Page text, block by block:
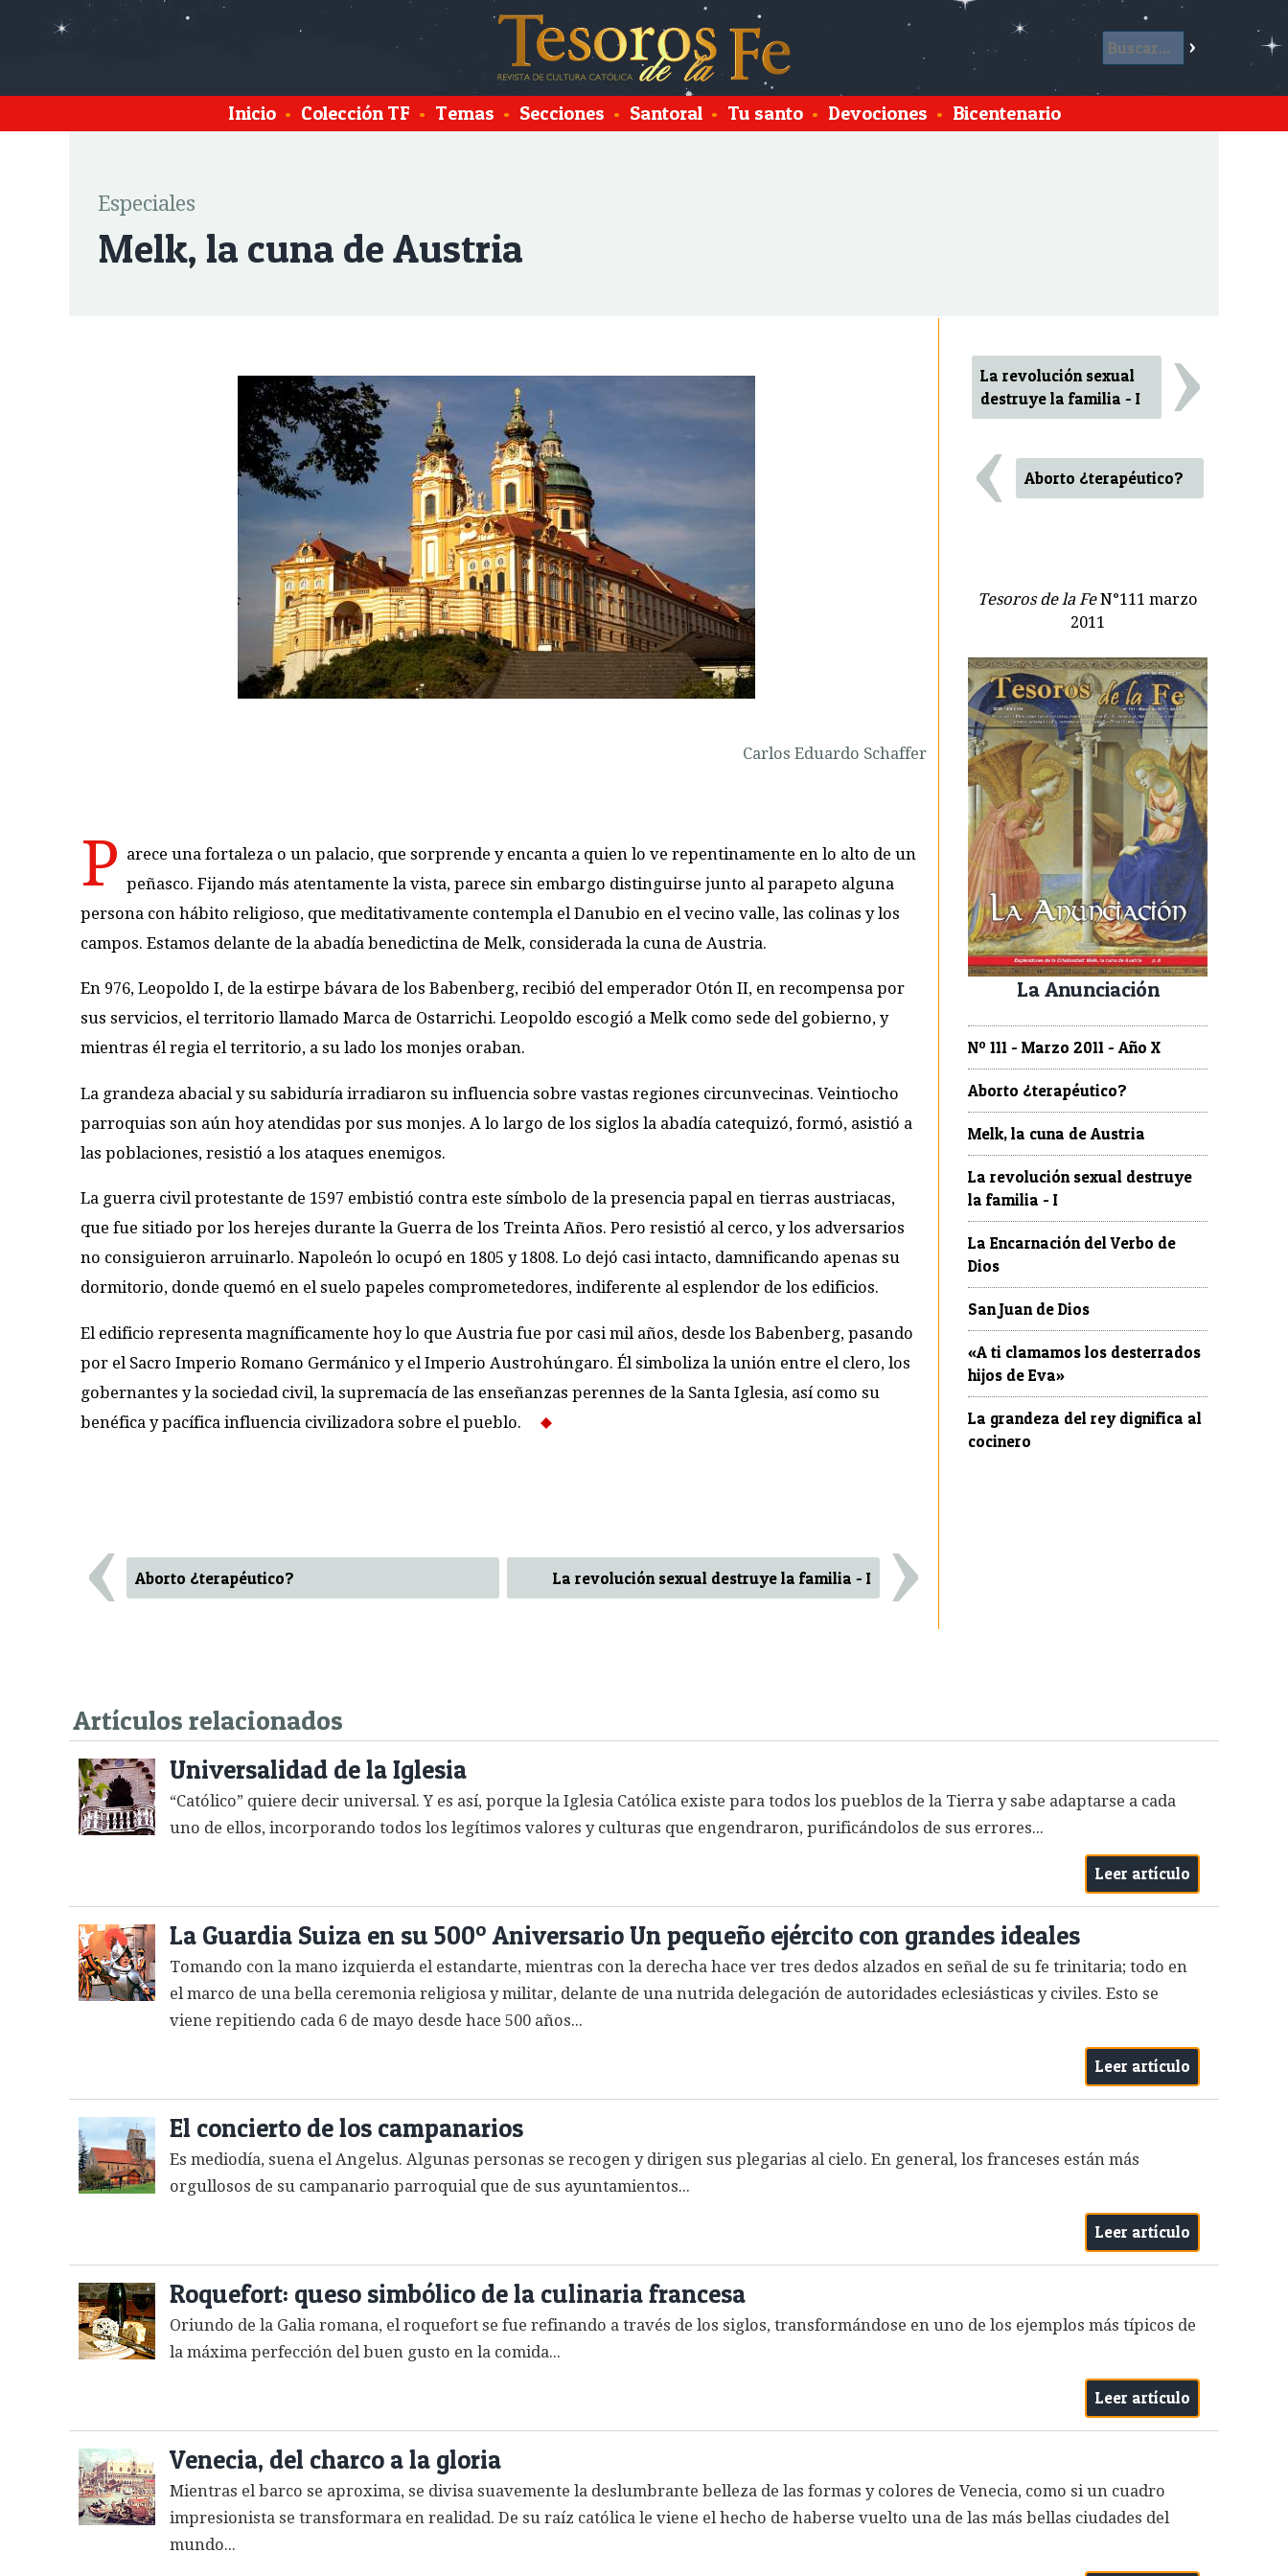
Inicio • Colección TF • Temas • Secciones • Santoral • Tu santo • Devociones • Bicentenario
Especiales
Melk, la cuna de Austria
Carlos Eduardo Schaffer
P arece una fortaleza o un palacio, que sorprende y encanta a quien lo ve repentinamente en lo alto de un
peñasco. Fijando más atentamente la vista, parece sin embargo distinguirse junto al parapeto alguna
persona con hábito religioso, que meditativamente contempla el Danubio en el vecino valle, las colinas y los
campos. Estamos delante de la abadía benedictina de Melk, considerada la cuna de Austria.
En 976, Leopoldo I, de la estirpe bávara de los Babenberg, recibió del emperador Otón II, en recompensa por
sus servicios, el territorio llamado Marca de Ostarrichi. Leopoldo escogió a Melk como sede del gobierno, y
mientras él regia el territorio, a su lado los monjes oraban.
La grandeza abacial y su sabiduría irradiaron su influencia sobre vastas regiones circunvecinas. Veintiocho
parroquias son aún hoy atendidas por sus monjes. A lo largo de los siglos la abadía catequizó, formó, asistió a
las poblaciones, resistió a los ataques enemigos.
La guerra civil protestante de 1597 embistió contra este símbolo de la presencia papal en tierras austriacas,
que fue sitiado por los herejes durante la Guerra de los Treinta Años. Pero resistió al cerco, y los adversarios
no consiguieron arruinarlo. Napoleón lo ocupó en 1805 y 1808. Lo dejó casi intacto, damnificando apenas su
dormitorio, donde quemó en el suelo papeles comprometedores, indiferente al esplendor de los edificios.
El edificio representa magníficamente hoy lo que Austria fue por casi mil años, desde los Babenberg, pasando
por el Sacro Imperio Romano Germánico y el Imperio Austro­húngaro. Él simboliza la unión entre el clero, los
gobernantes y la sociedad civil, la supremacía de las enseñanzas perennes de la Santa Iglesia, así como su
benéfica y pacífica influencia civiliza­dora sobre el pueblo.
‹ Aborto ¿terapéutico? La revolución sexual destruye la familia - I ›
La revolución sexual
destruye la familia - I
›
‹ Aborto ¿terapéutico?
Tesoros de la FeN°111 marzo
2011
La Anunciación
Nº 111 - Marzo 2011 - Año X
Aborto ¿terapéutico?
Melk, la cuna de Austria
La revolución sexual destruye
la familia - I
La Encarnación del Verbo de
Dios
San Juan de Dios
«A ti clamamos los desterrados
hijos de Eva»
La grandeza del rey dignifica al
cocinero
Artículos relacionados
Universalidad de la Iglesia
“Católico” quiere decir universal. Y es así, porque la Iglesia Católica existe para todos los pueblos de la Tierra y sabe adaptarse a cada
uno de ellos, incorporando todos los legítimos valores y culturas que engendraron, purificándolos de sus errores...
Leer artículo
La Guardia Suiza en su 500º Aniversario Un pequeño ejército con grandes ideales
Tomando con la mano izquierda el estandarte, mientras con la derecha hace ver tres dedos alzados en señal de su fe trinitaria; todo en
el marco de una bella ceremonia religiosa y militar, delante de una nutrida delegación de autoridades eclesiásticas y civiles. Esto se
viene repitiendo cada 6 de mayo desde hace 500 años...
Leer artículo
El concierto de los campanarios
Es mediodía, suena el Angelus. Algunas personas se recogen y dirigen sus plegarias al cielo. En general, los franceses están más
orgullosos de su campanario parroquial que de sus ayuntamientos...
Leer artículo
Roquefort: queso simbólico de la culinaria francesa
Oriundo de la Galia romana, el roquefort se fue refinando a través de los siglos, transformándose en uno de los ejemplos más típicos de
la máxima perfección del buen gusto en la comida...
Leer artículo
Venecia, del charco a la gloria
Mientras el barco se aproxima, se divisa suavemente la deslumbrante belleza de las formas y colores de Venecia, como si un cuadro
impresionista se transformara en realidad. De su raíz católica le viene el hecho de haberse vuelto una de las más bellas ciudades del
mundo...